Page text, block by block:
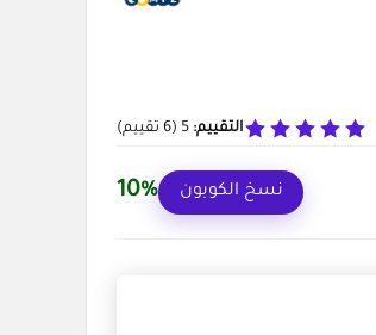
التقييم: 5
(
6 تقييم)
10% نسخ الكوبون